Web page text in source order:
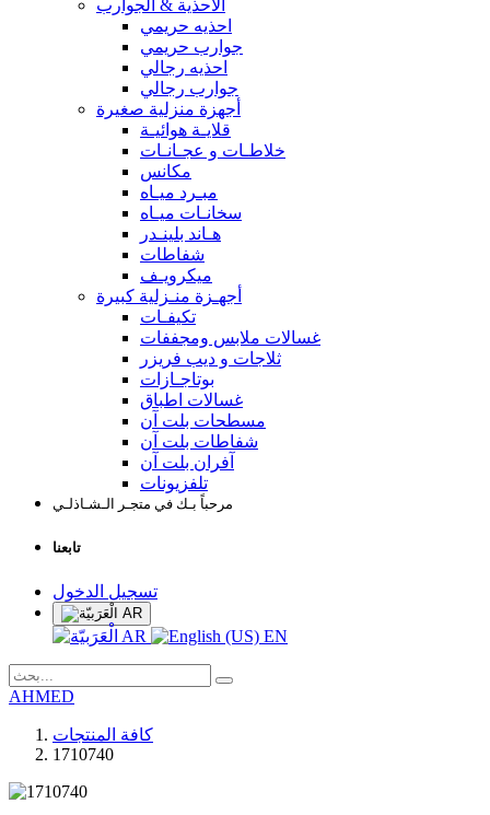
الأحذية & الجوارب
احذيه حريمي
جوارب حريمي
احذيه رجالي
جوارب رجالي
أجهزة منزلية صغيرة
قلايـة هوائيـة
خلاطـات و عجـانـات
مكانس
مبـرد ميـاه
سخانـات ميـاه
هـاند بلينـدر
شفاطات
ميكرويـف
أجهـزة منـزلية كبيرة
تكيفـات
غسالات ملابس ومجففات
ثلاجات و ديب فريزر
بوتاجـازات
غسالات اطباق
مسطحات بلت آن
شفاطات بلت آن
آفران بلت آن
تلفزيونات
مرحباً بـك في متجـر الـشـاذلـي
تابعنا
تسجيل الدخول
AR
AR EN
AHMED
كافة المنتجات
1710740